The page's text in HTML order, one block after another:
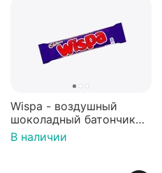
Wispa - воздушный
шоколадный батончик
36 гр
В наличии